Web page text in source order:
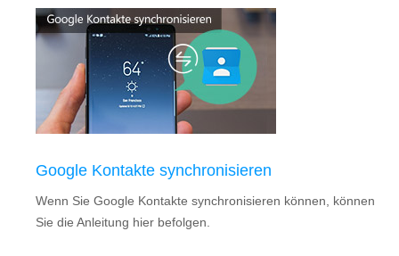
Google Kontakte synchronisieren
Wenn Sie Google Kontakte synchronisieren können, können
Sie die Anleitung hier befolgen.